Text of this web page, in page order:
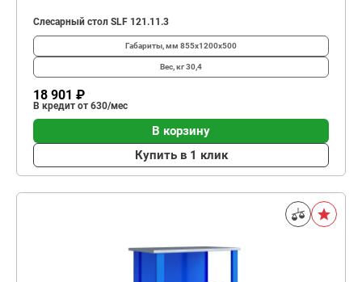
Слесарный стол SLF 121.11.3
Габариты, мм 855x1200x500
Вес, кг30,4
18 901 ₽
В кредит от 630/мес
В корзину
Купить в 1 клик